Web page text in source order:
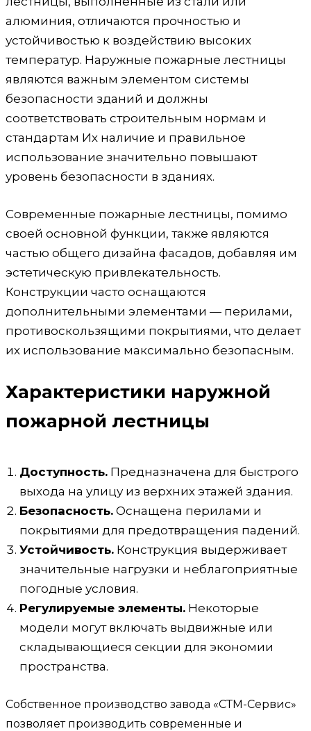
алюминия, отличаются прочностью и
устойчивостью к воздействию высоких
температур. Наружные пожарные лестницы
являются важным элементом системы
безопасности зданий и должны
соответствовать строительным нормам и
стандартам Их наличие и правильное
использование значительно повышают
уровень безопасности в зданиях.
Современные пожарные лестницы, помимо
своей основной функции, также являются
частью общего дизайна фасадов, добавляя им
эстетическую привлекательность.
Конструкции часто оснащаются
дополнительными элементами — перилами,
противоскользящими покрытиями, что делает
их использование максимально безопасным.
Характеристики наружной
пожарной лестницы
Доступность. Предназначена для быстрого
выхода на улицу из верхних этажей здания.
Безопасность. Оснащена перилами и
покрытиями для предотвращения падений.
Устойчивость. Конструкция выдерживает
значительные нагрузки и неблагоприятные
погодные условия.
Регулируемые элементы. Некоторые
модели могут включать выдвижные или
складывающиеся секции для экономии
пространства.
Собственное производство завода «СТМ-Сервис»
позволяет производить современные и